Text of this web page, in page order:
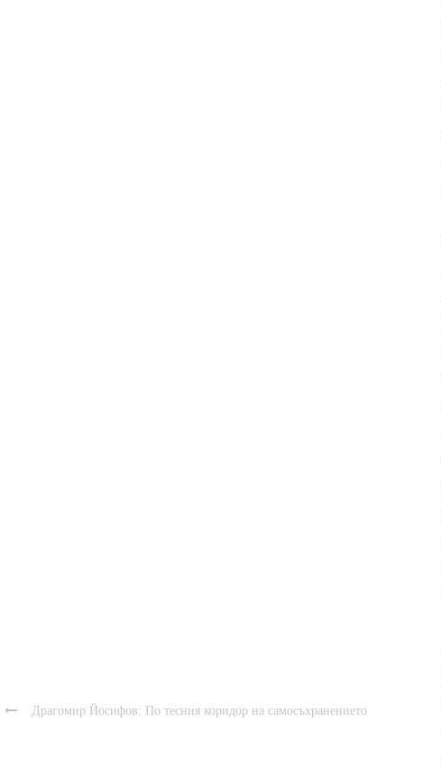
 Драгомир Йосифов: По тесния коридор на самосъхранението